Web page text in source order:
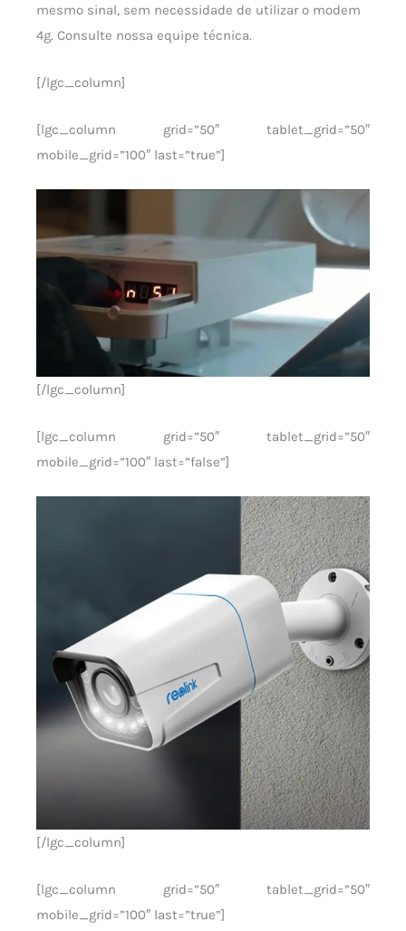
mesmo sinal, sem necessidade de utilizar o modem
4g. Consulte nossa equipe técnica.
[/lgc_column]
[lgc_column grid=”50″ tablet_grid=”50″
mobile_grid=”100″ last=”true”]
[/lgc_column]
[lgc_column grid=”50″ tablet_grid=”50″
mobile_grid=”100″ last=”false”]
[/lgc_column]
[lgc_column grid=”50″ tablet_grid=”50″
mobile_grid=”100″ last=”true”]